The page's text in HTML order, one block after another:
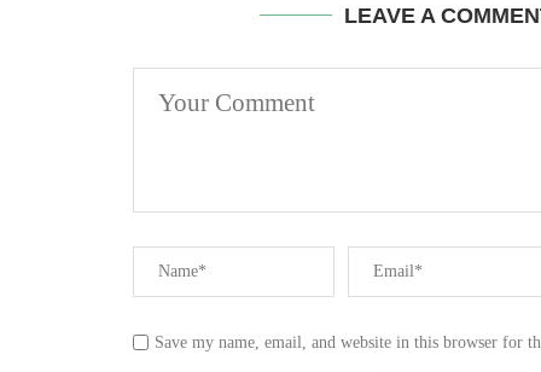
LEAVE A
Save my name, email, and website in this browser for